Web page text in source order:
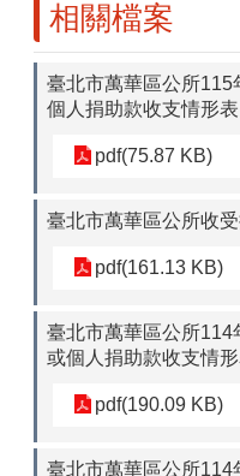
相關檔案
臺北市萬華區公所115
個人捐助款收支情形表
pdf(75.87 KB)
臺北市萬華區公所收
pdf(161.13 KB)
臺北市萬華區公所114
或個人捐助款收支情
pdf(190.09 KB)
臺北市萬華區公所114